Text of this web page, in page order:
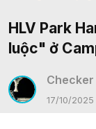
HLV Park
luộc" ở
Checker
17/10/2025